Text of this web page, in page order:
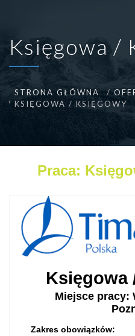
Księgowa /
STRONA GŁÓWNA
KSIĘGOWA / KSIĘGOWY
Praca:
Księgowa
Miejsce pracy:
Zakres obowiązków: